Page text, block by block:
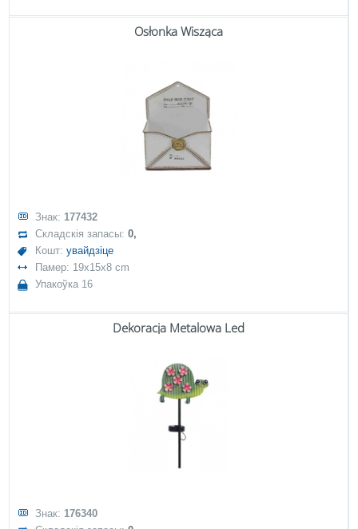
Osłonka Wisząca
Знак: 177432
Складскія запасы:0,
Кошт:увайдзіце
Памер: 19x15x8 cm
Упакоўка 16
Dekoracja Metalowa Led
Знак: 176340